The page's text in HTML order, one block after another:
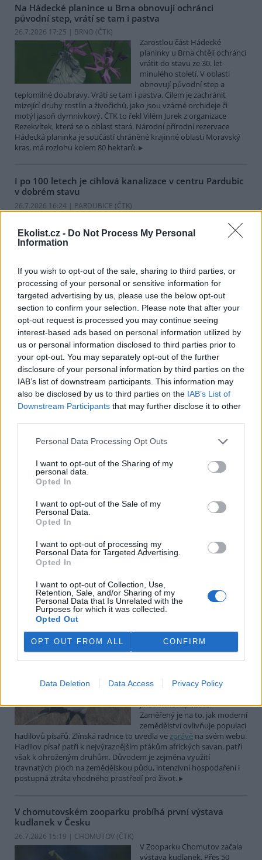
Ekolist.cz - Do Not Process My Personal
Information
If you wish to opt-out of the sale, sharing to third parties, or
processing of your personal or sensitive information for
targeted advertising by us, please use the below opt-out
section to confirm your selection. Please note that after your
opt-out request is processed you may continue seeing
interest-based ads based on personal information utilized by
us or personal information disclosed to third parties prior to
your opt-out. You may separately opt-out of the further
disclosure of your personal information by third parties on the
IAB’s list of downstream participants. This information may
also be disclosed by us to third parties on the IAB’s List of
Downstream Participants that may further disclose it to other
Personal Data Processing Opt Outs
I want to opt-out of the Sharing of my
personal data.
Opted In
I want to opt-out of the Sale of my
Personal Data.
Opted In
I want to opt-out of processing my
Personal Data for Targeted Advertising.
Opted In
I want to opt-out of Collection, Use,
Retention, Sale, and/or Sharing of my
Personal Data that Is Unrelated with the
Purposes for which it was collected.
Opted Out
OPT OUT FROM ALL CONFIRM
Data Deletion Data Access Privacy Policy
Na Hádecké planince u Brna obnovují ochránci
původní step, vrátí se tam i pastva
26.7.2026 17:25 | BRNO (ČTK)
Zarostlou část Hádecké
planinky u Brna chtějí ochránci
vrátit do stavu ze 30. let
minulého století. V oblasti
obnovují původní step a
teplomilné doubravy. Vrátí se tam i pastva. Cílem je zachránit
mizející druhy rostlin a živočichů, jako jsou vzácné orchideje či
motýl jasoň dymnivkový. ČTK to řekl Vilém Jurek z organizace
Rezekvítek, která se o oblast stará. Národní přírodní rezervace
Hádecká planinka je součástí chráněné krajinné oblasti Moravský
kras, má rozlohu kolem 80 hektarů.
I po 100 letech je cihlová kanalizace v centru Pardubic
v dobrém stavu
26.7.2026 16:24 | PARDUBICE (ČTK)
Historická cihlová kanalizace v
centru Pardubic je i po více než
vodáren k tomu přispívá
vejčitý profil stok, který zlepšuje jejich samočištění a umožňuje
odvádět víc vody při přívalových deštích. ČTK to řekl mistr provozu
pardubických vodáren Erik Jandera.
Organizace v Česku a Německu chtějí víc
spolupracovat při ochraně přírody
26.7.2026 16:22 | LIBEREC (ČTK)
Větší spolupráci organizací,
které se v Česku a Německu
věnují praktické ochraně
přírody a podpoře
biodiverzity, má zajistit nový
česko-saský projekt Síť pro přírodu, který připravil liberecký spolek
partnerem Naturschutzzentrum Zittauer Gebirge (Centrum
Pardubičtí myslivci obnovili školicí středisko z roku
26.7.2026 15:59 ( ČTK)
středisko zvané Dřevák v
areálu střelnice na Hůrkách.
konání akcí. Za necelý rok ji nahradila minimalistická
nízkoenergetická stavba s kapacitou až 100 lidí. ČTK to řekl
předseda myslivecké rady Okresního mysliveckého spolku
František Dittrich.
Zlínská zoo má v Africe výzkumný projekt zaměřený na
ochranu hadilovů písařů
Zlínská zoologická zahrada má
Jihoafrické republice.
Zaměřený je na to, jak moderní
zemědělství ovlivňuje populaci
hadilovů písařů. Zlínská radnice to uvedla vezprávě na svém webu.
Hadilov písař patří k nejvýraznějším ptákům afrických savan, patří
však k ohroženým druhům. Důvodem je zejména využití
travnatých ploch na zemědělskou půdu, intenzivní hospodaření i
postupná ztráta vhodného prostředí pro život.
V chomutovském zooparku probíhá první výstava
kudlanek v Česku
26.7.2026 15:19 | CHOMUTOV (ČTK)
V Zooparku Chomutov začala
výstava kudlanek. Přes 50